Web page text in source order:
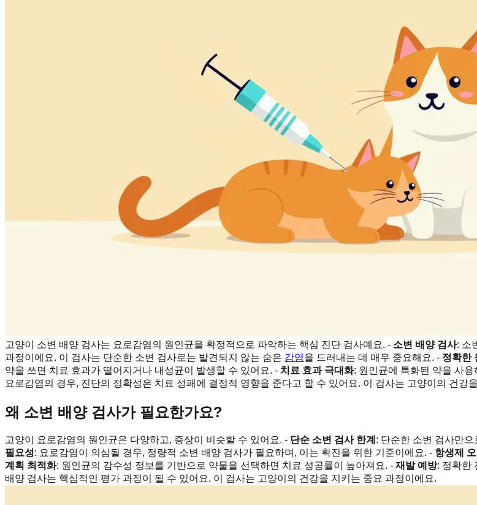
고양이 소변 배양 검사는 요로감염의 원인균을 확정적으로 파악하는 핵심 진단 검사예요. - 소변 배양 검사: 소
과정이에요. 이 검사는 단순한 소변 검사로는 발견되지 않는 숨은 감염을 드러내는 데 매우 중요해요. - 정확한
약을 쓰면 치료 효과가 떨어지거나 내성균이 발생할 수 있어요. - 치료 효과 극대화: 원인균에 특화된 약을 사
요로감염의 경우, 진단의 정확성은 치료 성패에 결정적 영향을 준다고 할 수 있어요. 이 검사는 고양이의 건강
왜 소변 배양 검사가 필요한가요?
고양이 요로감염의 원인균은 다양하고, 증상이 비슷할 수 있어요. - 단순 소변 검사 한계 : 단순한 소변 검사만
필요성: 요로감염이 의심될 경우, 정량적 소변 배양 검사가 필요하며, 이는 확진을 위한 기준이에요. - 항생제
계획 최적화: 원인균의 감수성 정보를 기반으로 약물을 선택하면 치료 성공률이 높아져요. - 재발 예방: 정확한
배양 검사는 핵심적인 평가 과정이 될 수 있어요. 이 검사는 고양이의 건강을 지키는 중요 과정이에요.